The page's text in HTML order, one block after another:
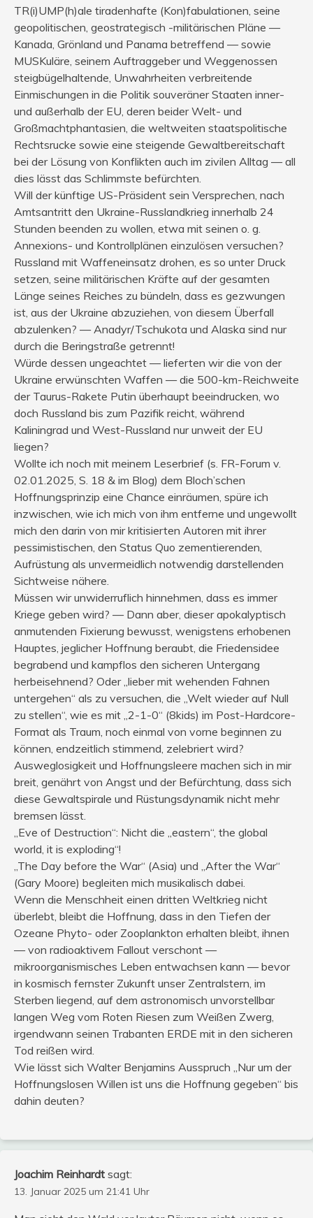
TR(i)UMP(h)ale tiradenhafte (Kon)fabulationen, seine
geopolitischen, geostrategisch -militärischen Pläne —
Kanada, Grönland und Panama betreffend — sowie
MUSKuläre, seinem Auftraggeber und Weggenossen
steigbügelhaltende, Unwahrheiten verbreitende
Einmischungen in die Politik souveräner Staaten inner-
und außerhalb der EU, deren beider Welt- und
Großmachtphantasien, die weltweiten staatspolitische
Rechtsrucke sowie eine steigende Gewaltbereitschaft
bei der Lösung von Konflikten auch im zivilen Alltag — all
dies lässt das Schlimmste befürchten.
Will der künftige US-Präsident sein Versprechen, nach
Amtsantritt den Ukraine-Russlandkrieg innerhalb 24
Stunden beenden zu wollen, etwa mit seinen o. g.
Annexions- und Kontrollplänen einzulösen versuchen?
Russland mit Waffeneinsatz drohen, es so unter Druck
setzen, seine militärischen Kräfte auf der gesamten
Länge seines Reiches zu bündeln, dass es gezwungen
ist, aus der Ukraine abzuziehen, von diesem Überfall
abzulenken? — Anadyr/Tschukota und Alaska sind nur
durch die Beringstraße getrennt!
Würde dessen ungeachtet — lieferten wir die von der
Ukraine erwünschten Waffen — die 500-km-Reichweite
der Taurus-Rakete Putin überhaupt beeindrucken, wo
doch Russland bis zum Pazifik reicht, während
Kaliningrad und West-Russland nur unweit der EU
liegen?
Wollte ich noch mit meinem Leserbrief (s. FR-Forum v.
02.01.2025, S. 18 & im Blog) dem Bloch’schen
Hoffnungsprinzip eine Chance einräumen, spüre ich
inzwischen, wie ich mich von ihm entferne und ungewollt
mich den darin von mir kritisierten Autoren mit ihrer
pessimistischen, den Status Quo zementierenden,
Aufrüstung als unvermeidlich notwendig darstellenden
Sichtweise nähere.
Müssen wir unwiderruflich hinnehmen, dass es immer
Kriege geben wird? — Dann aber, dieser apokalyptisch
anmutenden Fixierung bewusst, wenigstens erhobenen
Hauptes, jeglicher Hoffnung beraubt, die Friedensidee
begrabend und kampflos den sicheren Untergang
herbeisehnend? Oder „lieber mit wehenden Fahnen
untergehen“ als zu versuchen, die „Welt wieder auf Null
zu stellen“, wie es mit „2-1-0“ (8kids) im Post-Hardcore-
Format als Traum, noch einmal von vorne beginnen zu
können, endzeitlich stimmend, zelebriert wird?
Ausweglosigkeit und Hoffnungsleere machen sich in mir
breit, genährt von Angst und der Befürchtung, dass sich
diese Gewaltspirale und Rüstungsdynamik nicht mehr
bremsen lässt.
„Eve of Destruction“: Nicht die „eastern“, the global
world, it is exploding“!
„The Day before the War“ (Asia) und „After the War“
(Gary Moore) begleiten mich musikalisch dabei.
Wenn die Menschheit einen dritten Weltkrieg nicht
überlebt, bleibt die Hoffnung, dass in den Tiefen der
Ozeane Phyto- oder Zooplankton erhalten bleibt, ihnen
— von radioaktivem Fallout verschont —
mikroorganismisches Leben entwachsen kann — bevor
in kosmisch fernster Zukunft unser Zentralstern, im
Sterben liegend, auf dem astronomisch unvorstellbar
langen Weg vom Roten Riesen zum Weißen Zwerg,
irgendwann seinen Trabanten ERDE mit in den sicheren
Tod reißen wird.
Wie lässt sich Walter Benjamins Ausspruch „Nur um der
Hoffnungslosen Willen ist uns die Hoffnung gegeben“ bis
dahin deuten?
Joachim Reinhardt sagt:
13. Januar 2025 um 21:41 Uhr